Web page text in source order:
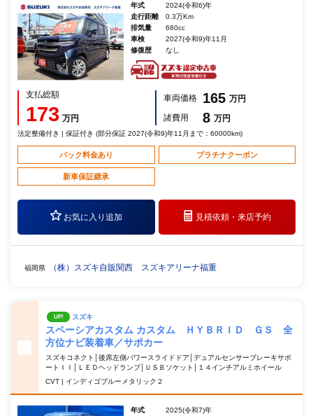
年式
2024(令和6)年
走行距離
0.3万Km
排気量
660cc
車検
2027(令和9)年11月
修復歴
なし
支払総額
173 万円
車両価格 165 万円
諸費用
8 万円
法定整備付き | 保証付き (部分保証 2027(令和9)年11月まで：60000km)
パック料金あり プラチナクーポン
新車保証継承
お気に入り追加 見積依頼・来店予約
福岡県 （株）スズキ自販関西 スズキアリーナ福重
UP! スズキ
スペーシアカスタム カスタム ＨＹＢＲＩＤ ＧＳ 全
方位ナビ装着車／サポカー
スズキコネクト│後席左側パワースライドドア│デュアルセンサーブレーキサポ
ートＩＩ│ＬＥＤヘッドランプ│ＵＳＢソケット│１４インチアルミホイール
CVT | インディゴブルーメタリック２
年式
2025(令和7)年